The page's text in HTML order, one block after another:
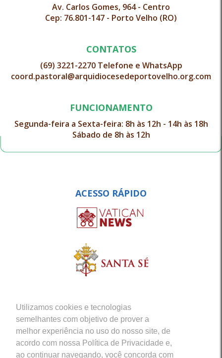
Utilizamos cookies e tecnologias
semelhantes com objetivo de prover a
melhor experiência no uso do nosso site, de
acordo com nossa Política de Privacidade e,
ao continuar navegando, você concorda com
Av. Carlos Gomes, 964 - Centro
Cep: 76.801-147 - Porto Velho (RO)
CONTATOS
(69) 3221-2270 Telefone e WhatsApp
coord.pastoral@arquidiocesedeportovelho.org.com
FUNCIONAMENTO
Segunda-feira a Sexta-feira: 8h às 12h - 14h às 18h
Sábado de 8h às 12h
ACESSO RÁPIDO